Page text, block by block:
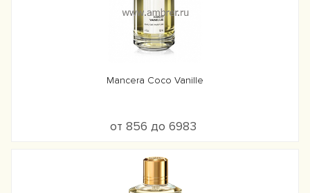
Mancera Coco Vanille
от 856 до 6983